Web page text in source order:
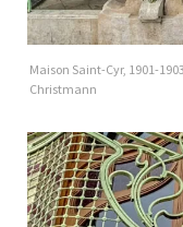
Maison Saint-Cyr, 1901-
Christmann